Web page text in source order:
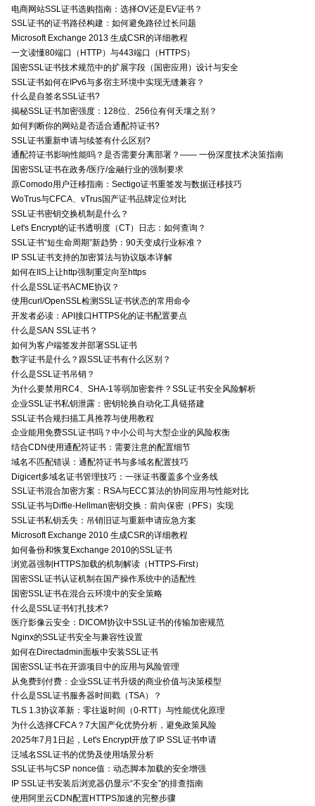
电商网站SSL证书选购指南：选择OV还是EV证书？
SSL证书的证书路径构建：如何避免路径过长问题
Microsoft Exchange 2013 生成CSR的详细教程
一文读懂80端口（HTTP）与443端口（HTTPS）
国密SSL证书技术规范中的扩展字段（国密应用）设计与安全
SSL证书如何在IPv6与多宿主环境中实现无缝兼容？
什么是自签名SSL证书?
揭秘SSL证书加密强度：128位、256位有何天壤之别？
如何判断你的网站是否适合通配符证书?
SSL证书重新申请与续签有什么区别?
通配符证书影响性能吗？是否需要分离部署？—— 一份深度技术决策指南
国密SSL证书在政务/医疗/金融行业的强制要求
原Comodo用户迁移指南：Sectigo证书重签发与数据迁移技巧
WoTrus与CFCA、vTrus国产证书品牌定位对比
SSL证书密钥交换机制是什么？
Let's Encrypt的证书透明度（CT）日志：如何查询？
SSL证书“短生命周期”新趋势：90天变成行业标准？
IP SSL证书支持的加密算法与协议版本详解
如何在IIS上让http强制重定向至https
什么是SSL证书ACME协议？
使用curl/OpenSSL检测SSL证书状态的常用命令
开发者必读：API接口HTTPS化的证书配置要点
什么是SAN SSL证书？
如何为客户端签发并部署SSL证书
数字证书是什么？跟SSL证书有什么区别？
什么是SSL证书吊销？
为什么要禁用RC4、SHA-1等弱加密套件？SSL证书安全风险解析
企业SSL证书私钥泄露：密钥轮换自动化工具链搭建
SSL证书合规扫描工具推荐与使用教程
企业能用免费SSL证书吗？中小公司与大型企业的风险权衡
结合CDN使用通配符证书：需要注意的配置细节
域名不匹配错误：通配符证书与多域名配置技巧
Digicert多域名证书管理技巧：一张证书覆盖多个业务线
SSL证书混合加密方案：RSA与ECC算法的协同应用与性能对比
SSL证书与Diffie-Hellman密钥交换：前向保密（PFS）实现
SSL证书私钥丢失：吊销旧证与重新申请应急方案
Microsoft Exchange 2010 生成CSR的详细教程
如何备份和恢复Exchange 2010的SSL证书
浏览器强制HTTPS加载的机制解读（HTTPS-First）
国密SSL证书认证机制在国产操作系统中的适配性
国密SSL证书在混合云环境中的安全策略
什么是SSL证书钉扎技术?
医疗影像云安全：DICOM协议中SSL证书的传输加密规范
Nginx的SSL证书安全与兼容性设置
如何在Directadmin面板中安装SSL证书
国密SSL证书在开源项目中的应用与风险管理
从免费到付费：企业SSL证书升级的商业价值与决策模型
什么是SSL证书服务器时间戳（TSA）？
TLS 1.3协议革新：零往返时间（0-RTT）与性能优化原理
为什么选择CFCA？7大国产化优势分析，避免政策风险
2025年7月1日起，Let's Encrypt开放了IP SSL证书申请
泛域名SSL证书的优势及使用场景分析
SSL证书与CSP nonce值：动态脚本加载的安全增强
IP SSL证书安装后浏览器仍显示“不安全”的排查指南
使用阿里云CDN配置HTTPS加速的完整步骤